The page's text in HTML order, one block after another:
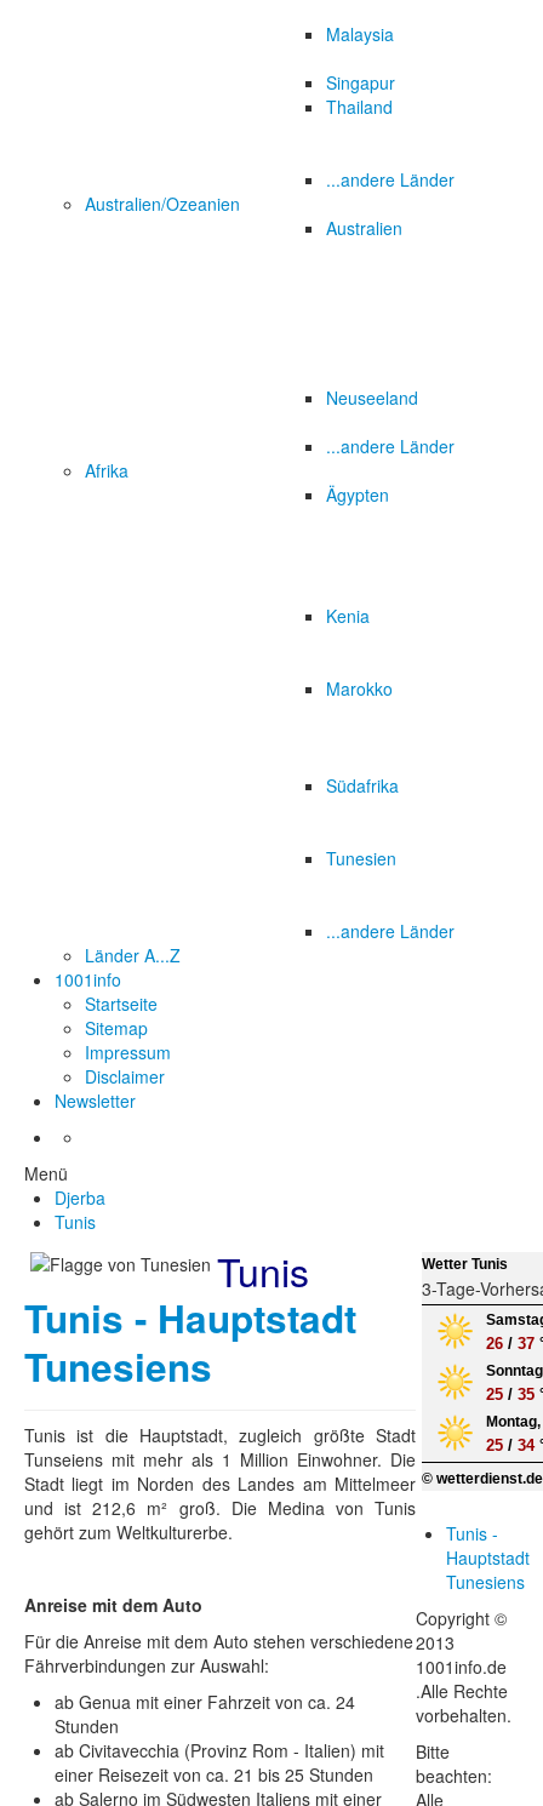
Malaysia
Singapur
Thailand
...andere Länder
Australien/Ozeanien
Australien
Neuseeland
...andere Länder
Afrika
Ägypten
Kenia
Marokko
Südafrika
Tunesien
...andere Länder
Länder A...Z
1001info
Startseite
Sitemap
Impressum
Disclaimer
Newsletter
Menü
Djerba
Tunis
Tunis
Tunis - Hauptstadt
Tunesiens
Tunis ist die Hauptstadt, zugleich größte Stadt
Tunseiens mit mehr als 1 Million Einwohner. Die
Stadt liegt im Norden des Landes am Mittelmeer
und ist 212,6 m² groß. Die Medina von Tunis
gehört zum Weltkulturerbe.
Anreise mit dem Auto
Für die Anreise mit dem Auto stehen verschiedene
Fährverbindungen zur Auswahl:
ab Genua mit einer Fahrzeit von ca. 24
Stunden
ab Civitavecchia (Provinz Rom - Italien) mit
einer Reisezeit von ca. 21 bis 25 Stunden
ab Salerno im Südwesten Italiens mit einer
Wetter Tunis
3-Tage-
26 /37
25 /35
25 /34
© wetterdienst.de
Tunis -
Hauptstadt
Tunesiens
Copyright ©
2013
1001info.de
.Alle Rechte
vorbehalten.
Bitte
beachten:
Alle